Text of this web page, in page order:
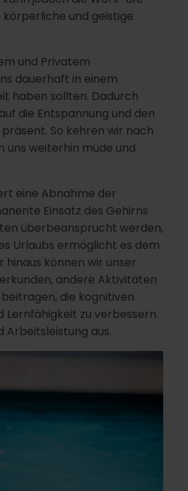
und geistige
und Privatem
dauerhaft in einem
haben sollten. Dadurch
die Entspannung und den
So kehren wir nach
weiterhin müde und
eine Abnahme der
Einsatz des Gehirns
überbeansprucht werden,
Urlaubs ermöglicht es dem
hinaus können wir unser
andere Aktivitäten
die kognitiven
Lernfähigkeit zu verbessern.
Arbeitsleistung aus.